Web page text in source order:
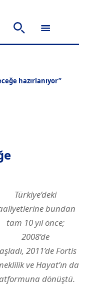
hazırlanıyor”
Türkiye’deki
bundan
tam 10 yıl önce;
2008’de
2011’de Fortis
ve Hayat’ın da
dönüştü.